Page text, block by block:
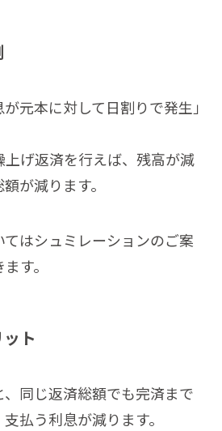
元本に対して日割りで発生」
げ返済を行えば、残高が減
が減ります。
はシュミレーションのご案
す。
ト
同じ返済総額でも完済まで
払う利息が減ります。